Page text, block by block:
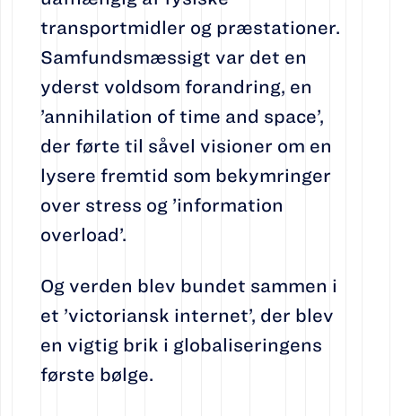
transportmidler og præstationer.
Samfundsmæssigt var det en
yderst voldsom forandring, en
’annihilation of time and space’,
der førte til såvel visioner om en
lysere fremtid som bekymringer
over stress og ’information
overload’.
Og verden blev bundet sammen i
et ’victoriansk internet’, der blev
en vigtig brik i globaliseringens
første bølge.